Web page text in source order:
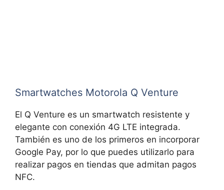
Smartwatches Motorola Q Venture
El Q Venture es un smartwatch resistente y
elegante con conexión 4G LTE integrada.
También es uno de los primeros en incorporar
Google Pay, por lo que puedes utilizarlo para
realizar pagos en tiendas que admitan pagos
NFC.